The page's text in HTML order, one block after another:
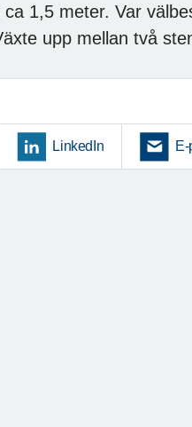
1,5 meter. Var
upp mellan två
LinkedIn